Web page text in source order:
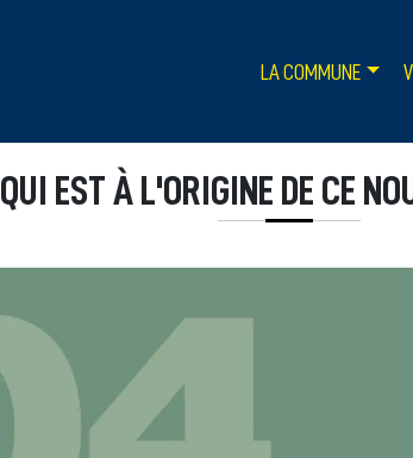
LA COMMUNE
QUI EST À L'ORIGINE DE CE